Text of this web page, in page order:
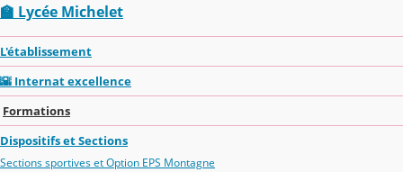
🏫 Lycée Michelet
L'établissement
🌇 Internat excellence
Formations
Dispositifs et Sections
Sections sportives et Option EPS Montagne